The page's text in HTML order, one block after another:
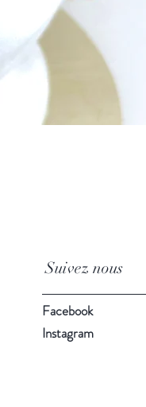
Suivez nous
Facebook
Instagram